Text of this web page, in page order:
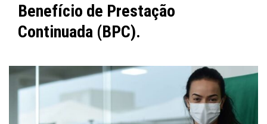
Benefício de Prestação
Continuada (BPC).